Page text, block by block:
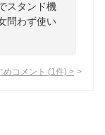
スタンド機
問わず使い
めコメント (1 件) >